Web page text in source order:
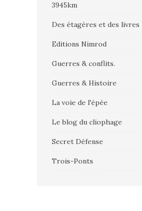
3945km
Des étagères et des livres
Editions Nimrod
Guerres & conflits.
Guerres & Histoire
La voie de l'épée
Le blog du cliophage
Secret Défense
Trois-Ponts